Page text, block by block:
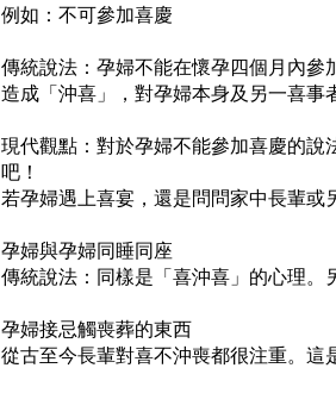
例如：不可參加喜慶
傳統說法： 孕婦不能在懷孕四個月內參
造成「沖喜」，對孕婦本身及另一喜事
現代觀點：對於孕婦不能參加喜慶的說
吧！
若孕婦遇上喜宴，還是問問家中長輩或
孕婦與孕婦同睡同座
傳統說法：同樣是「喜沖喜」的心理。
孕婦接忌觸喪葬的東西
從古至今長輩對喜不沖喪都很注重。這